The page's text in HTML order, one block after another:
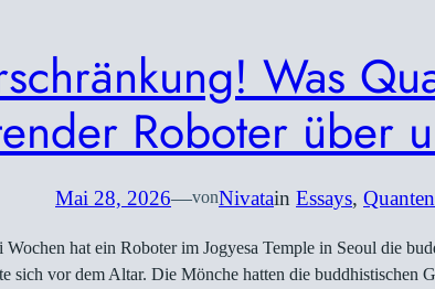
Was
Roboter über
Mai 28, 2026—vonNivatain Essays,
Wochen hat ein Roboter im Jogyesa Temple in Seoul die
sich vor dem Altar. Die Mönche hatten die buddhistischen